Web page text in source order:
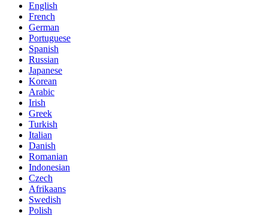
English
French
German
Portuguese
Spanish
Russian
Japanese
Korean
Arabic
Irish
Greek
Turkish
Italian
Danish
Romanian
Indonesian
Czech
Afrikaans
Swedish
Polish